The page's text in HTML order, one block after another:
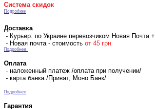
Система скидок
Подробнее
Доставка
- Курьер: по Украине перевозчиком Новая Почта +
- Новая почта - стоимость от 45 грн
Подробнее
Оплата
- наложенный платеж /оплата при получении/
- карта банка /Приват, Моно Банк/
Подробнее
Гарантия